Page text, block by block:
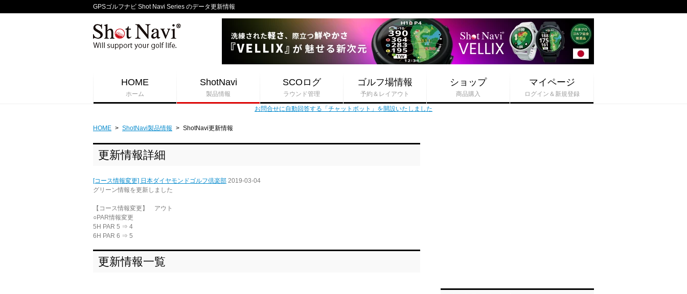
GPSゴルフナビ Shot Navi Series のデータ更新情報
HOME
ホーム
ShotNavi
製品情報
SCOログ
ラウンド管理
ゴルフ場情報
予約＆レイアウト
ショップ
商品購入
マイページ
ログイン＆新規登録
お問合せに自動回答する「チャットボット」を開設いたしました
HOME > ShotNavi製品情報 > ShotNavi更新情報
更新情報詳細
[コース情報変更] 日本ダイヤモンドゴルフ倶楽部 2019-03-04
グリーン情報を更新しました
【コース情報変更】 アウト
○PAR情報変更
5H PAR 5 ⇒ 4
6H PAR 6 ⇒ 5
更新情報一覧